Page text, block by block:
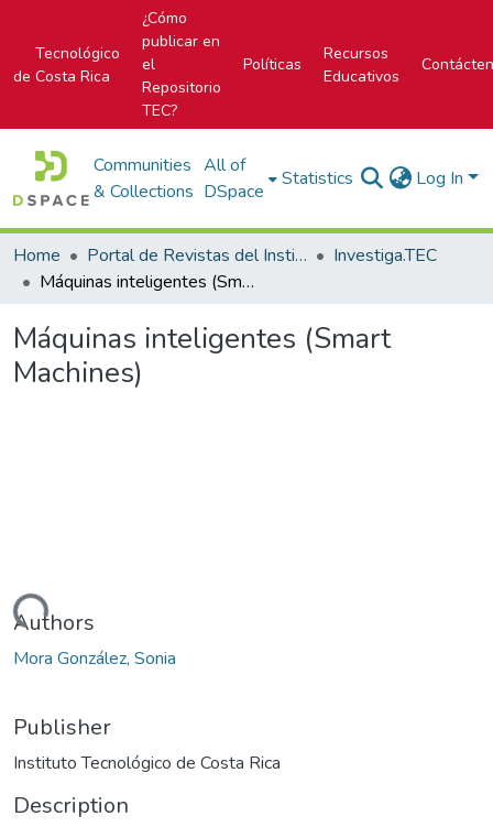
Tecnológico
de Costa Rica
¿Cómo
publicar en
el
Repositorio
TEC?
Políticas
Recursos
Educativos
Communities
& Collections
All of
DSpace
Statistics Log In
Home Portal de Revistas del Instituto Tecnológico de Costa Rica
Investiga.TEC
Máquinas inteligentes (Smart Machines)
Máquinas inteligentes (Smart
Machines)
Authors
Mora González, Sonia
Publisher
Instituto Tecnológico de Costa Rica
Description